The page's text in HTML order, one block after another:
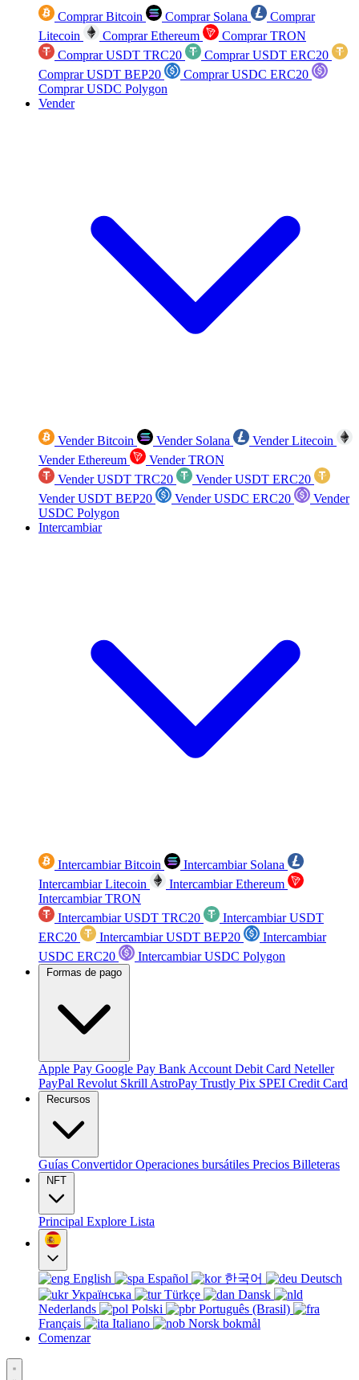
Comprar Bitcoin Comprar Solana
Comprar
Litecoin
Comprar Ethereum
Comprar TRON
Comprar USDT TRC20
Comprar USDT ERC20
Comprar USDT BEP20
Comprar USDC ERC20
Comprar USDC Polygon
Vender
Vender Bitcoin Vender Solana
Vender Litecoin
Vender Ethereum
Vender TRON
Vender USDT TRC20
Vender USDT ERC20
Vender USDT BEP20
Vender USDC ERC20
Vender
USDC Polygon
Intercambiar
Intercambiar Bitcoin
Intercambiar Solana
Intercambiar Litecoin
Intercambiar Ethereum
Intercambiar TRON
Intercambiar USDT TRC20
Intercambiar USDT
ERC20
Intercambiar USDT BEP20
Intercambiar
USDC ERC20
Intercambiar USDC Polygon
Formas de pago
Apple Pay Google Pay Bank Account Debit Card Neteller
PayPal Revolut Skrill AstroPay Trustly Pix SPEI Credit Card
Recursos
Guías ConvertidorOperaciones bursátiles Precios Billeteras
NFT
Principal Explore Lista
English Español 한국어
Deutsch
Українська
Türkçe
Dansk
Nederlands
Polski
Português (Brasil)
Français
Italiano
Norsk bokmål
Comenzar